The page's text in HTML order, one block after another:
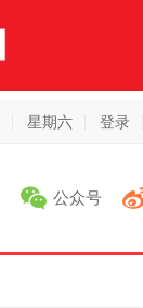
星期六 登录
公众号